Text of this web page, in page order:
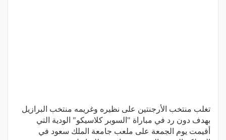
تغلب منتخب الأرجنتين على نظيره وغريمه منتخب البرازيل
بهدف دون رد في مباراة "السوبر كلاسيكو" الودية التي
أقيمت يوم الجمعة على ملعب جامعة الملك سعود في